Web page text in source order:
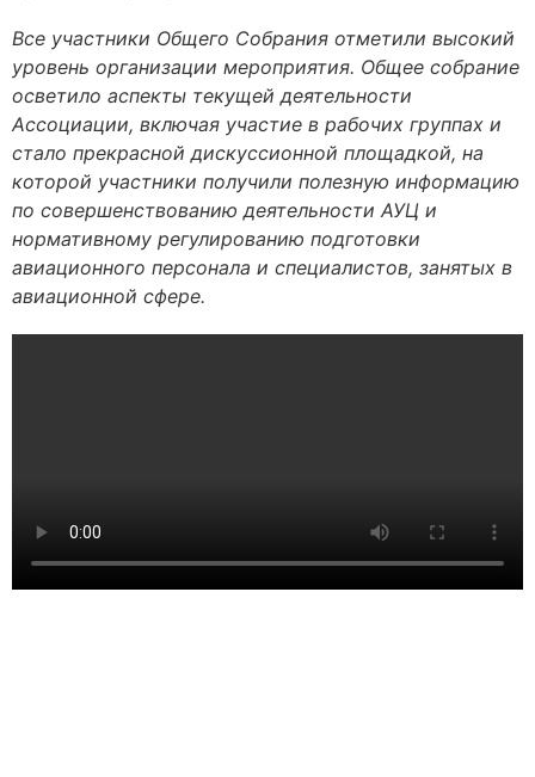
Все участники Общего Собрания отметили высокий
уровень организации мероприятия. Общее собрание
осветило аспекты текущей деятельности
Ассоциации, включая участие в рабочих группах и
стало прекрасной дискуссионной площадкой, на
которой участники получили полезную информацию
по совершенствованию деятельности АУЦ и
нормативному регулированию подготовки
авиационного персонала и специалистов, занятых в
авиационной сфере.